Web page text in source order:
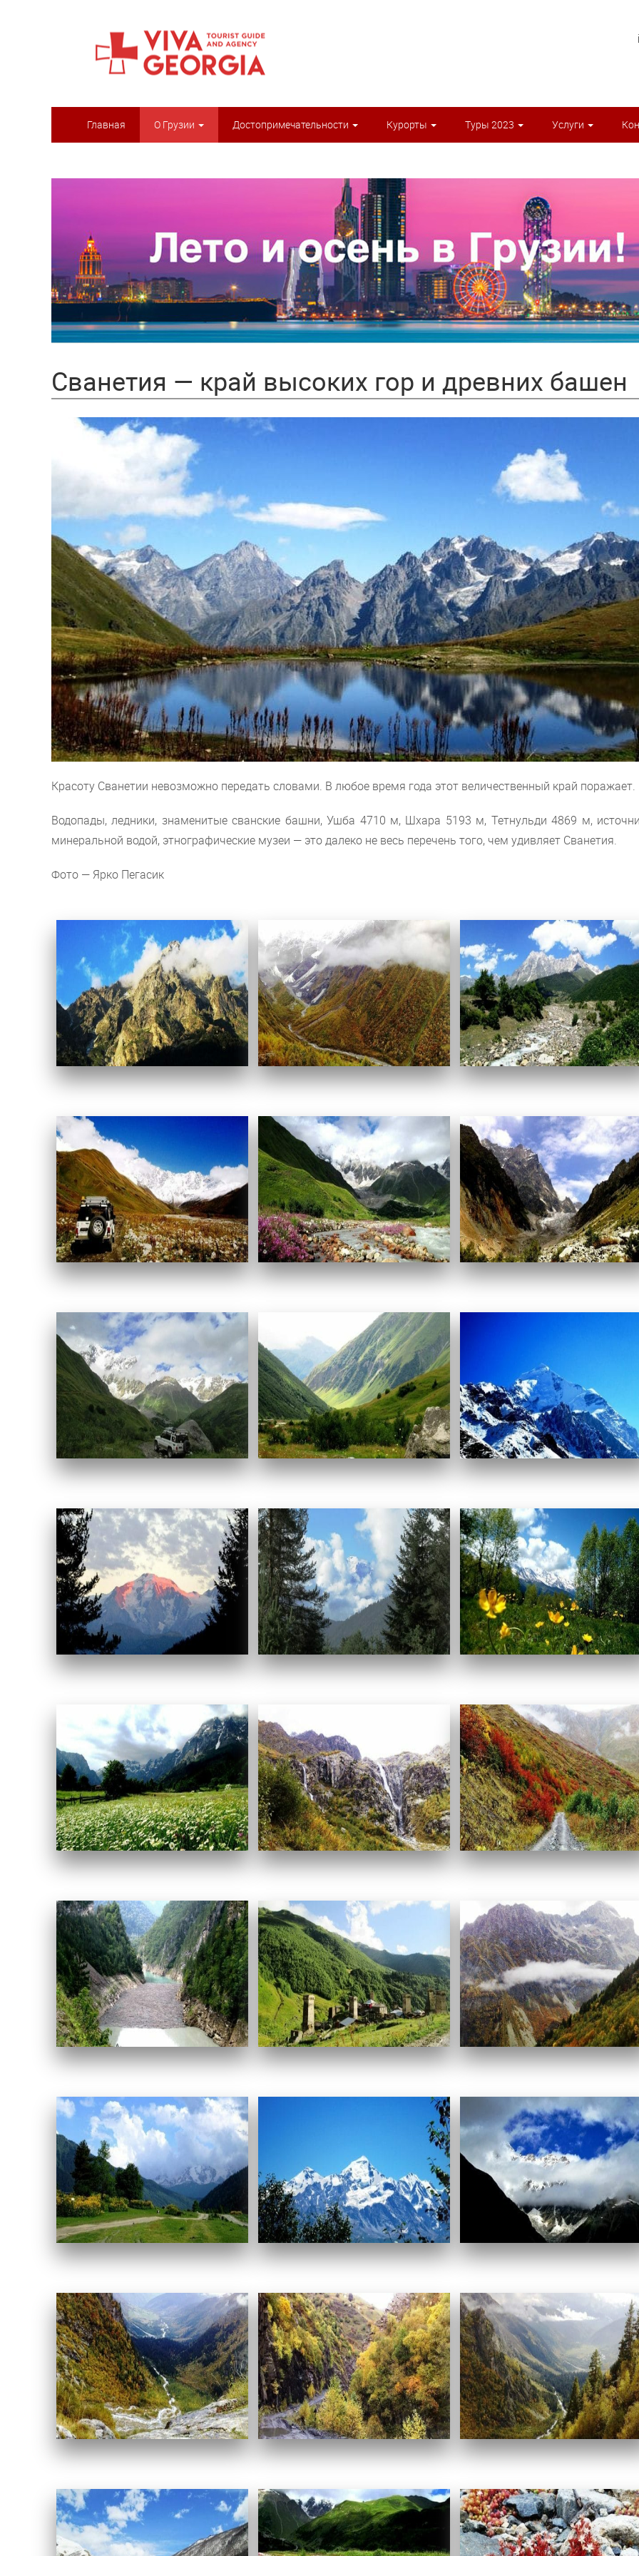
Главная О Грузии Достопримечательности Курорты Туры 2023 Услуги
Сванетия — край высоких гор и древних башен
Красоту Сванетии невозможно передать словами. В любое время года этот величественный край поражает.
Водопады, ледники, знаменитые сванские башни, Ушба 4710 м, Шхара 5193 м, Тетнульди 4869 м,
минеральной водой, этнографические музеи — это далеко не весь перечень того, чем удивляет Сванетия.
Фото — Ярко Пегасик